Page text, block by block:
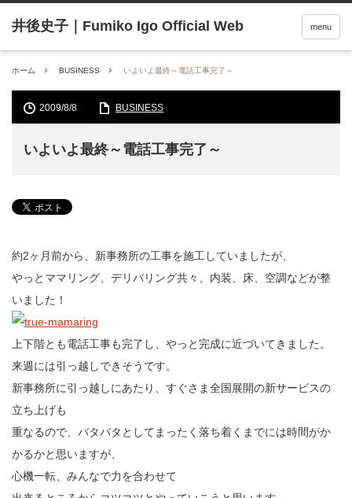
menu
ホーム BUSINESS いよいよ最終～電話工事完了～
2009/8/8 BUSINESS
いよいよ最終～電話工事完了～
約2ヶ月前から、新事務所の工事を施工していましたが、
やっとママリング、デリバリング共々、内装、床、空調などが整
いました！
上下階とも電話工事も完了し、やっと完成に近づいてきました。
来週には引っ越しできそうです。
新事務所に引っ越しにあたり、すぐさま全国展開の新サービスの
立ち上げも
重なるので、バタバタとしてまったく落ち着くまでには時間がか
かるかと思いますが、
心機一転、みんなで力を合わせて